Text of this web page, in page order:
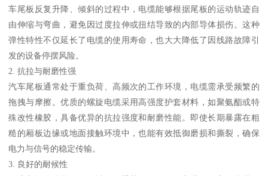
车尾板反复升降、倾斜的过程中，电缆能够根据尾板的运动轨迹自
由伸缩与弯曲，避免因过度拉伸或扭结导致的内部导体损伤。这种
弹性特性不仅延长了电缆的使用寿命，也大大降低了因线路故障引
发的设备停摆风险。
2. 抗拉与耐磨性强
汽车尾板通常处于重负荷、高频次的工作环境，电缆需承受频繁的
拖拽与摩擦。优质的螺旋电缆采用高强度护套材料，如聚氨酯或特
殊改性橡胶，具备优异的抗拉强度和耐磨性能。即使长期暴露在粗
糙的厢板边缘或地面接触环境中，也能有效抵御磨损和撕裂，确保
电力与信号的稳定传输。
3. 良好的耐候性